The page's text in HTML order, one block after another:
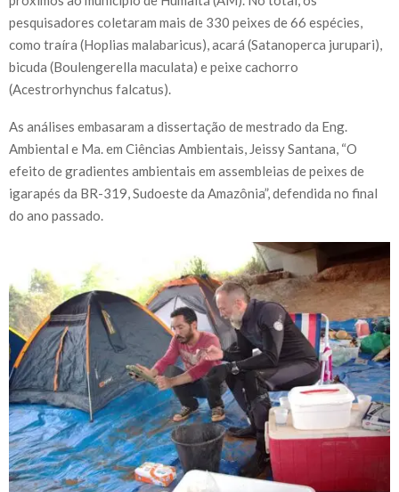
pesquisadores coletaram mais de 330 peixes de 66 espécies,
como traíra (Hoplias malabaricus), acará (Satanoperca jurupari),
bicuda (Boulengerella maculata) e peixe cachorro
(Acestrorhynchus falcatus).
As análises embasaram a dissertação de mestrado da Eng.
Ambiental e Ma. em Ciências Ambientais, Jeissy Santana, “O
efeito de gradientes ambientais em assembleias de peixes de
igarapés da BR-319, Sudoeste da Amazônia”, defendida no final
do ano passado.